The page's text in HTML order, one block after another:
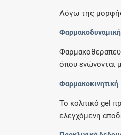
Λόγω της
Φαρμακοδυναμική
όπου ενώνονται
Φαρμακοκινητική
Το κολπικό gel
ελεγχόμενη